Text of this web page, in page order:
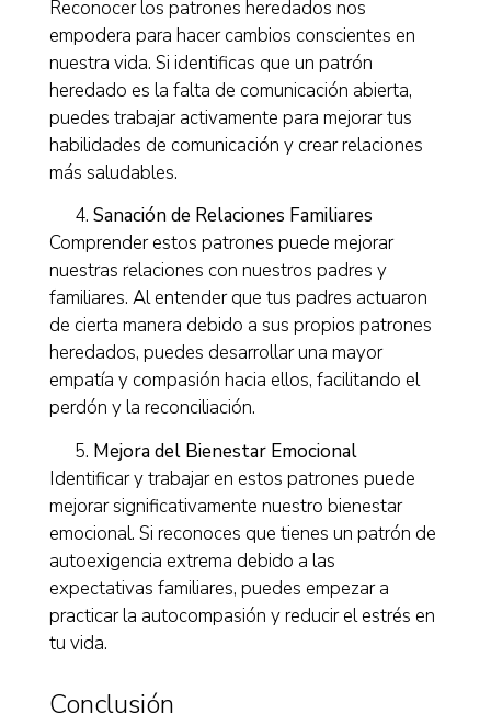
Reconocer los patrones heredados nos
empodera para hacer cambios conscientes en
nuestra vida. Si identificas que un patrón
heredado es la falta de comunicación abierta,
puedes trabajar activamente para mejorar tus
habilidades de comunicación y crear relaciones
más saludables.
Sanación de Relaciones Familiares
Comprender estos patrones puede mejorar
nuestras relaciones con nuestros padres y
familiares. Al entender que tus padres actuaron
de cierta manera debido a sus propios patrones
heredados, puedes desarrollar una mayor
empatía y compasión hacia ellos, facilitando el
perdón y la reconciliación.
Mejora del Bienestar Emocional
Identificar y trabajar en estos patrones puede
mejorar significativamente nuestro bienestar
emocional. Si reconoces que tienes un patrón de
autoexigencia extrema debido a las
expectativas familiares, puedes empezar a
practicar la autocompasión y reducir el estrés en
tu vida.
Conclusión